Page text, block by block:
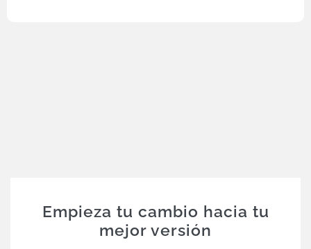
Empieza tu cambio hacia tu
mejor versión